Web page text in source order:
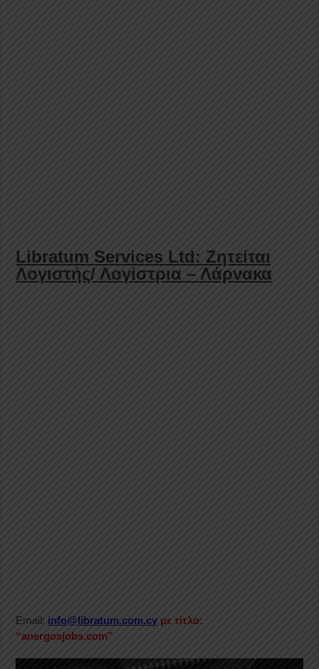
Libratum Services Ltd: Ζητείται
Λογιστής/ Λογίστρια – Λάρνακα
Email: info@libratum.com.cy με τίτλο:
“anergosjobs.com”